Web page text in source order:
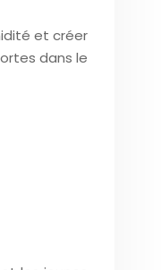
et créer
dans le